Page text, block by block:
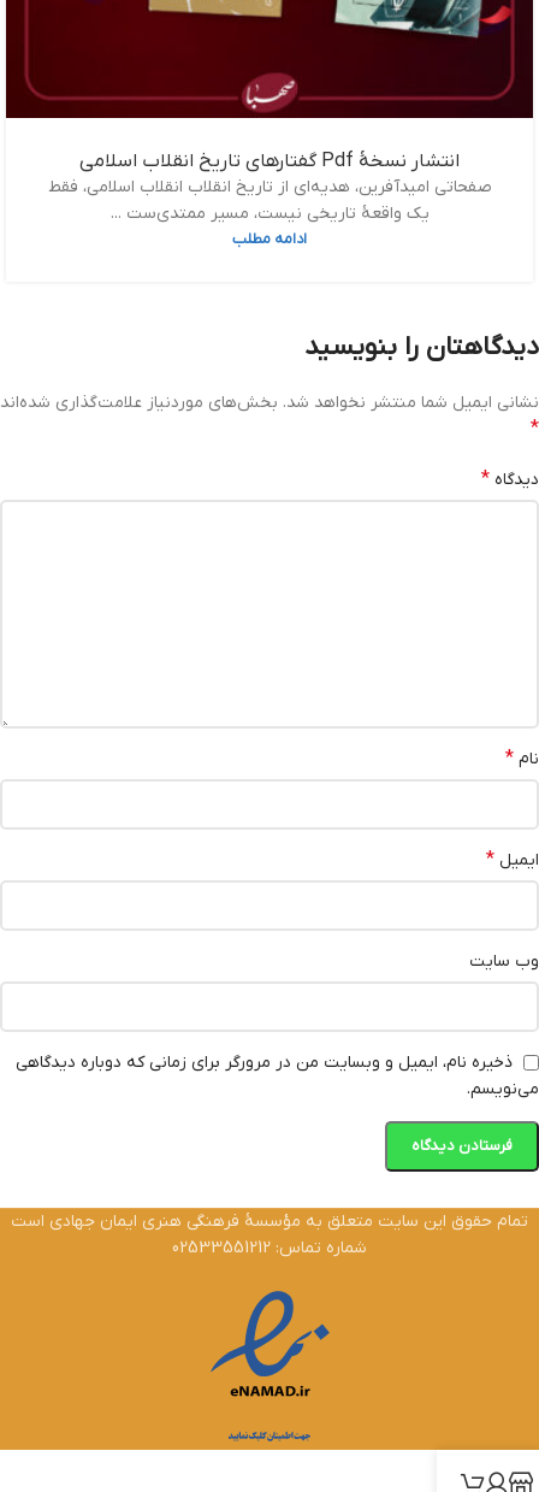
انتشار نسخۀ Pdf گفتارهای تاریخ انقلاب اسلامی
صفحاتی امیدآفرین، هدیه‌ای از تاریخ انقلاب انقلاب اسلامی، فقط
یک واقعۀ تاریخی نیست، مسیر ممتدی‌ست ...
ادامه مطلب
دیدگاهتان را بنویسید
نشانی ایمیل شما منتشر نخواهد شد. بخش‌های موردنیاز علامت‌گذاری شده‌اند
*
دیدگاه *
نام *
ایمیل *
وب‌ سایت
ذخیره نام، ایمیل و وبسایت من در مرورگر برای زمانی که دوباره دیدگاهی
می‌نویسم.
تمام حقوق این سایت متعلق به مؤسسۀ فرهنگی هنری ایمان جهادی است
شماره تماس: 02533551212